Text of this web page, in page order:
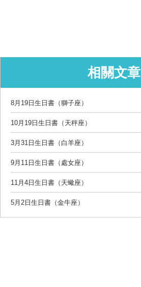
相關文章
8月19日生日書（獅子座）
10月19日生日書（天秤座）
3月31日生日書（白羊座）
9月11日生日書（處女座）
11月4日生日書（天蠍座）
5月2日生日書（金牛座）